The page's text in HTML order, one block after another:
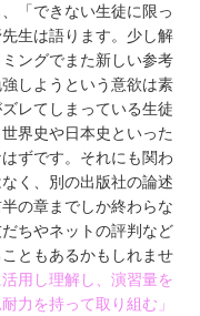
「できない生徒に限っ
生は語ります。少し解
ングでまた新しい参考
しようという意欲は素
レてしまっている生徒
界史や日本史といった
ずです。それにも関わ
く、別の出版社の論述
の章までしか終わらな
ちやネットの評判など
ともあるかもしれませ
用し理解し、演習量を
力を持って取り組む」